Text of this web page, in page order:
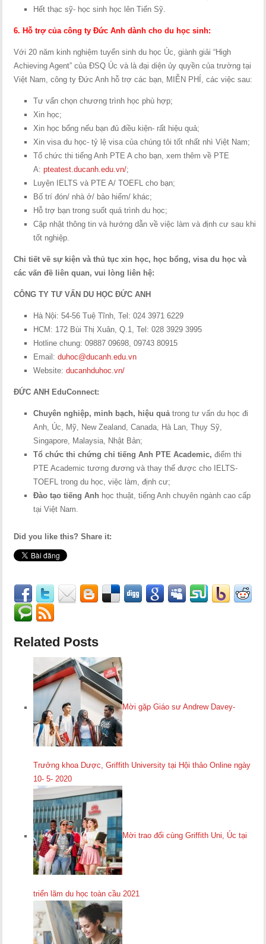
Hết thạc sỹ- học sinh học lên Tiến Sỹ.
6. Hỗ trợ của công ty Đức Anh dành cho du học sinh:
Với 20 năm kinh nghiệm tuyển sinh du học Úc, giành giải “High
Achieving Agent” của ĐSQ Úc và là đại diện ủy quyền của trường tại
Việt Nam, công ty Đức Anh hỗ trợ các bạn, MIỄN PHÍ, các việc sau:
Tư vấn chọn chương trình học phù hợp;
Xin học;
Xin học bổng nếu bạn đủ điều kiện- rất hiệu quả;
Xin visa du học- tỷ lệ visa của chúng tôi tốt nhất nhì Việt Nam;
Tổ chức thi tiếng Anh PTE A cho bạn, xem thêm về PTE
A:pteatest.ducanh.edu.vn/;
Luyện IELTS và PTE A/ TOEFL cho bạn;
Bố trí đón/ nhà ở/ bảo hiểm/ khác;
Hỗ trợ bạn trong suốt quá trình du học;
Cập nhật thông tin và hướng dẫn về việc làm và định cư sau khi
tốt nghiệp.
Chi tiết về sự kiện và thủ tục xin học, học bổng, visa du học và
các vấn đề liên quan, vui lòng liên hệ:
CÔNG TY TƯ VẤN DU HỌC ĐỨC ANH
Hà Nội: 54-56 Tuệ Tĩnh, Tel: 024 3971 6229
HCM: 172 Bùi Thị Xuân, Q.1, Tel: 028 3929 3995
Hotline chung: 09887 09698, 09743 80915
Email:duhoc@ducanh.edu.vn
Website:ducanhduhoc.vn/
ĐỨC ANH EduConnect:
Chuyên nghiệp, minh bạch, hiệu quảtrong tư vấn du học đi
Anh, Úc, Mỹ, New Zealand, Canada, Hà Lan, Thụy Sỹ,
Singapore, Malaysia, Nhật Bản;
Tổ chức thi chứng chỉ tiếng Anh PTE Academic,điểm thi
PTE Academic tương đương và thay thế được cho IELTS-
TOEFL trong du học, việc làm, định cư;
Đào tạo tiếng Anh học thuật, tiếng Anh chuyên ngành cao cấp
tại Việt Nam.
Did you like this? Share it:
Related Posts
Mời gặp Giáo sư Andrew Davey-
Trưởng khoa Dược, Griffith University tại Hội thảo Online ngày
10- 5- 2020
Mời trao đổi cùng Griffith Uni, Úc tại
triển lãm du học toàn cầu 2021